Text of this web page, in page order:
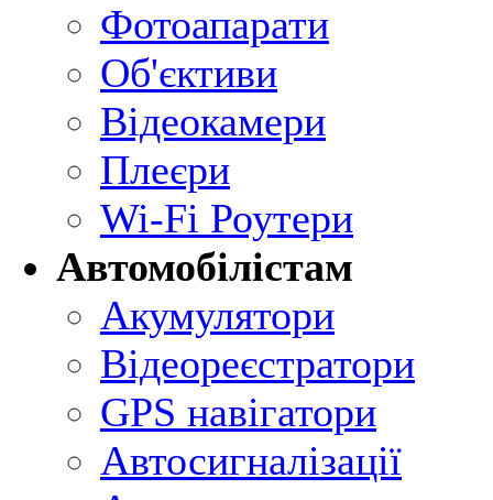
Фотоапарати
Об'єктиви
Відеокамери
Плеєри
Wi-Fi Роутери
Автомобілістам
Акумулятори
Відеореєстратори
GPS навігатори
Автосигналізації